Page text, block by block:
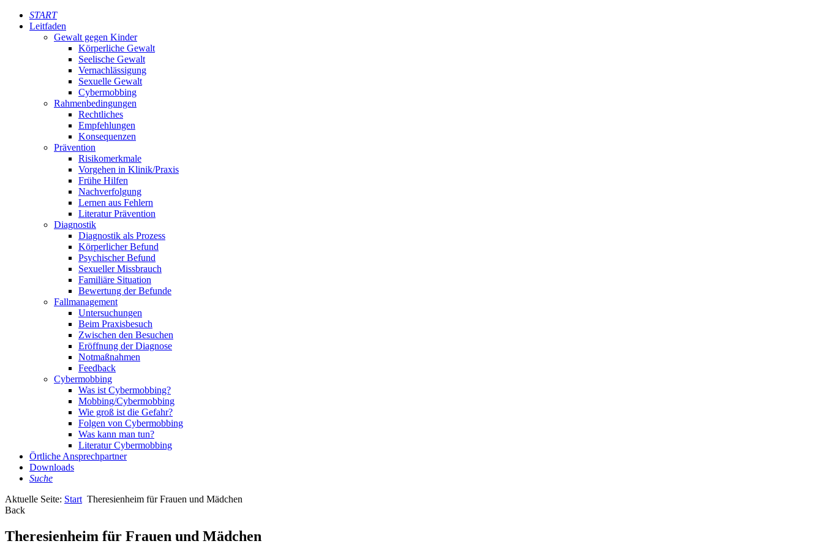
START
Leitfaden
Gewalt gegen Kinder
Körperliche Gewalt
Seelische Gewalt
Vernachlässigung
Sexuelle Gewalt
Cybermobbing
Rahmenbedingungen
Rechtliches
Empfehlungen
Konsequenzen
Prävention
Risikomerkmale
Vorgehen in Klinik/Praxis
Frühe Hilfen
Nachverfolgung
Lernen aus Fehlern
Literatur Prävention
Diagnostik
Diagnostik als Prozess
Körperlicher Befund
Psychischer Befund
Sexueller Missbrauch
Familiäre Situation
Bewertung der Befunde
Fallmanagement
Untersuchungen
Beim Praxisbesuch
Zwischen den Besuchen
Eröffnung der Diagnose
Notmaßnahmen
Feedback
Cybermobbing
Was ist Cybermobbing?
Mobbing/Cybermobbing
Wie groß ist die Gefahr?
Folgen von Cybermobbing
Was kann man tun?
Literatur Cybermobbing
Örtliche Ansprechpartner
Downloads
Suche
Aktuelle Seite: Start Theresienheim für Frauen und Mädchen
Back
Theresienheim für Frauen und Mädchen